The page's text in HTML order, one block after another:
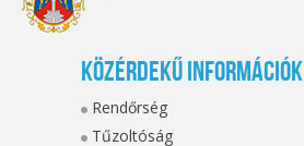
Közérdekű információk
Rendőrség
Tűzoltóság